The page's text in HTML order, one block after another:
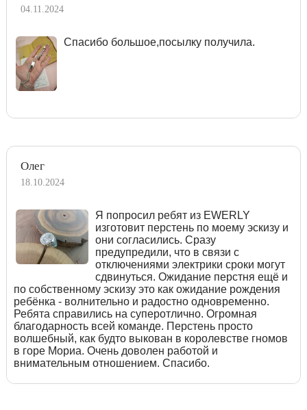
04.11.2024
Спасибо большое,посылку получила.
Олег
18.10.2024
Я попросил ребят из EWERLY
изготовит перстень по моему эскизу и
они согласились. Сразу
предупредили, что в связи с
отключениями электрики сроки могут
сдвинуться. Ожидание перстня ещё и
по собственному эскизу это как ожидание рождения
ребёнка - волнительно и радостно одновременно.
Ребята справились на суперотлично. Огромная
благодарность всей команде. Перстень просто
волшебный, как будто выкован в королевстве гномов
в горе Мориа. Очень доволен работой и
внимательным отношением. Спасибо.